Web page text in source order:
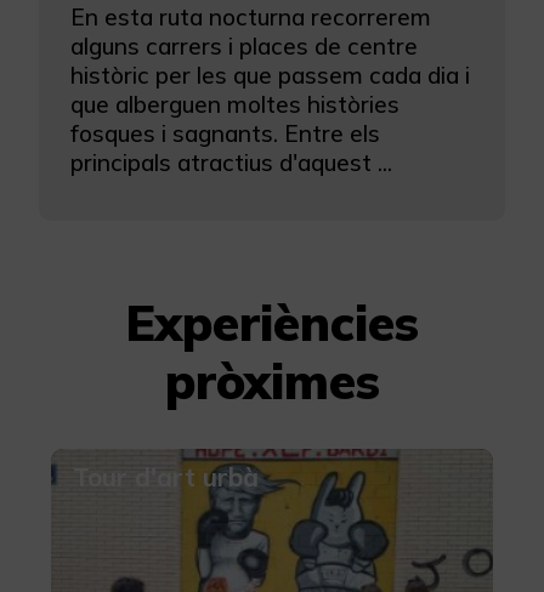
En esta ruta nocturna recorrerem
alguns carrers i places de centre
històric per les que passem cada dia i
que alberguen moltes històries
fosques i sagnants. Entre els
principals atractius d'aquest ...
Experiències
pròximes
Tour d'art urbà